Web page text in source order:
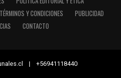
TÉRMINOS Y CONDICIONES
PUBLICIDAD
CONTACTO
| +56941118440